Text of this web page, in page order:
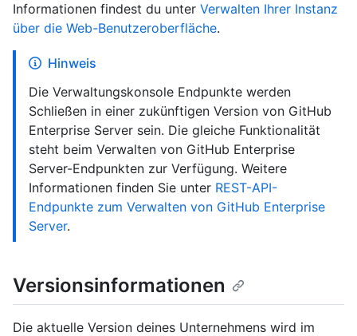
Informationen findest du unter Verwalten Ihrer Instanz
über die Web-Benutzeroberfläche.
Hinweis
Die Verwaltungskonsole Endpunkte werden
Schließen in einer zukünftigen Version von GitHub
Enterprise Server sein. Die gleiche Funktionalität
steht beim Verwalten von GitHub Enterprise
Server-Endpunkten zur Verfügung. Weitere
Informationen finden Sie unter REST-API-
Endpunkte zum Verwalten von GitHub Enterprise
Server.
Versionsinformationen
Die aktuelle Version deines Unternehmens wird im